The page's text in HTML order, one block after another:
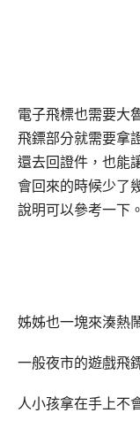
電子飛標也需要大
飛鏢部分就需要拿
還去回證件，也能
會回來的時候少了
說明可以參考一下。
姊姊也一塊來湊熱
一般夜市的遊戲飛
人小孩拿在手上不